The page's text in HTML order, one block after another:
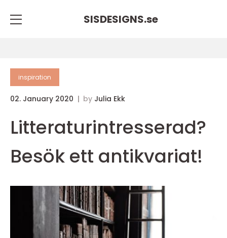
SISDESIGNS.se
inspiration
02. January 2020 by Julia Ekk
Litteraturintresserad?
Besök ett antikvariat!